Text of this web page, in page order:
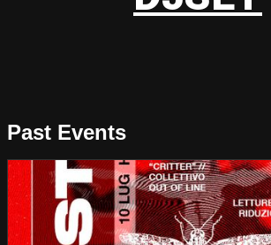
Past Events